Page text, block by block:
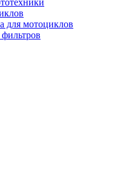
для мотоциклов